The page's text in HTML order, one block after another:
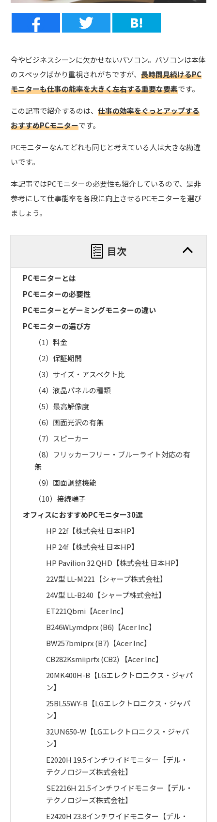
今やビジネスシーンに欠かせないパソコン。パソコンは本体
のスペックばかり重視されがちですが、長時間見続けるPC
モニターも仕事の能率を大きく左右する重要な要素です。
この記事で紹介するのは、仕事の効率をぐっとアップする
おすすめPCモニターです。
PCモニターなんてどれも同じと考えている人は大きな勘違
いです。
本記事ではPCモニターの必要性も紹介しているので、是非
参考にして仕事能率を各段に向上させるPCモニターを選び
ましょう。
目次
PCモニターとは
PCモニターの必要性
PCモニターとゲーミングモニターの違い
PCモニターの選び方
（1）料金
（2）保証期間
（3）サイズ・アスペクト比
（4）液晶パネルの種類
（5）最高解像度
（6）画面光沢の有無
（7）スピーカー
（8）フリッカーフリー・ブルーライト対応の有
無
（9）画面調整機能
（10）接続端子
オフィスにおすすめPCモニター30選
HP 22f【株式会社 日本HP】
HP 24f【株式会社 日本HP】
HP Pavilion 32 QHD【株式会社 日本HP】
22V型 LL-M221【シャープ株式会社】
24V型 LL-B240【シャープ株式会社】
ET221Qbmi【Acer Inc】
B246WLymdprx (B6)【Acer Inc】
BW257bmiprx (B7)【Acer Inc】
CB282Ksmiiprfx (CB2) 【Acer Inc】
20MK400H-B【LGエレクトロニクス・ジャパ
ン】
25BL55WY-B【LGエレクトロニクス・ジャパ
ン】
32UN650-W【LGエレクトロニクス・ジャパ
ン】
E2020H 19.5インチワイドモニター【デル・
テクノロジーズ株式会社】
SE2216H 21.5インチワイドモニター【デル・
テクノロジーズ株式会社】
E2420H 23.8インチワイドモニター【デル・